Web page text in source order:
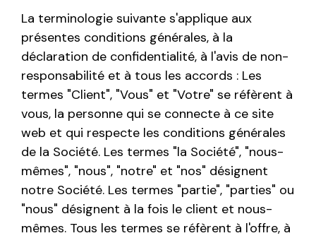
La terminologie suivante s'applique aux
présentes conditions générales, à la
déclaration de confidentialité, à l'avis de non-
responsabilité et à tous les accords : Les
termes "Client", "Vous" et "Votre" se réfèrent à
vous, la personne qui se connecte à ce site
web et qui respecte les conditions générales
de la Société. Les termes "la Société", "nous-
mêmes", "nous", "notre" et "nos" désignent
notre Société. Les termes "partie", "parties" ou
"nous" désignent à la fois le client et nous-
mêmes. Tous les termes se réfèrent à l'offre, à